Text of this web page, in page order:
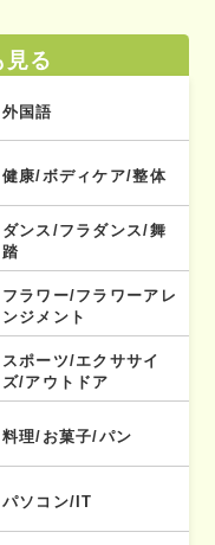
見る
外国語
健康/ボディケア/整体
ダンス/フラダンス/舞
踏
フラワー/フラワーアレ
ンジメント
スポーツ/エクササイ
ズ/アウトドア
料理/お菓子/パン
パソコン/IT